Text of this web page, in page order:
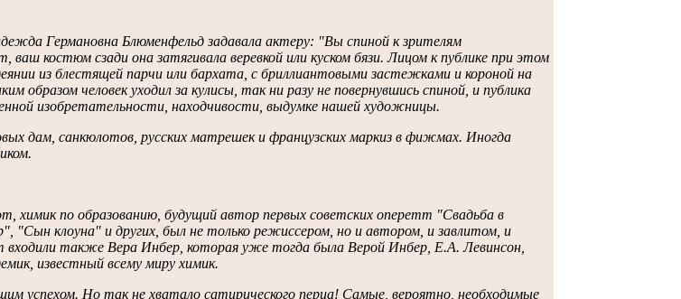
Германовна Блюменфельд задавала актеру: "Вы спиной к зрителям
ваш костюм сзади она затягивала веревкой или куском бязи. Лицом к публике при этом
из блестящей парчи или бархата, с бриллиантовыми застежками и короной на
образом человек уходил за кулисы, так ни разу не повернувшись спиной, и публика
изобретательности, находчивости, выдумке нашей художницы.
дам, санкюлотов, русских матрешек и французских маркиз в фижмах. Иногда
химик по образованию, будущий автор первых советских оперетт "Свадьба в
"Сын клоуна" и других, был не только режиссером, но и автором, и завлитом, и
входили также Вера Инбер, которая уже тогда была Верой Инбер, Е.А. Левинсон,
известный всему миру химик.
успехом. Но так не хватало сатирического перца! Самые, вероятно, необходимые